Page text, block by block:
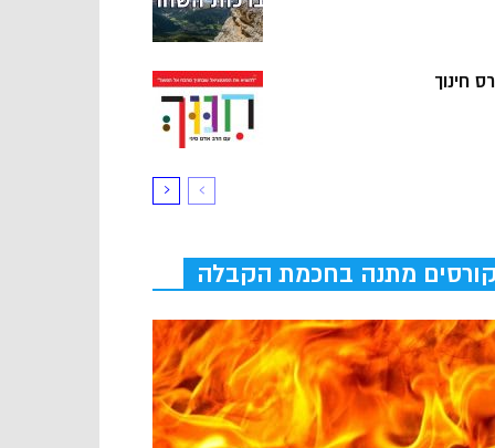
חינוך
קורסים מתנה בחכמת הקבלה